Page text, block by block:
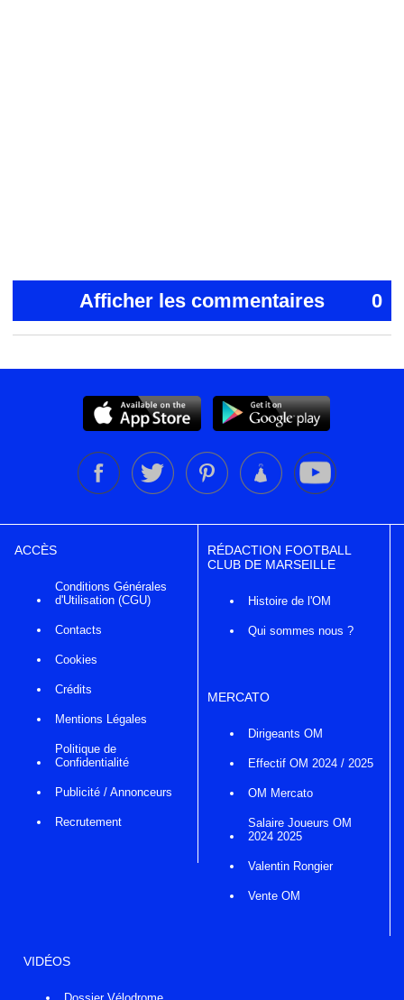
Afficher les commentaires 0
ACCÈS
Conditions Générales
d'Utilisation (CGU)
Contacts
Cookies
Crédits
Mentions Légales
Politique de
Confidentialité
Publicité / Annonceurs
Recrutement
RÉDACTION FOOTBALL
CLUB DE MARSEILLE
Histoire de l'OM
Qui sommes nous ?
MERCATO
Dirigeants OM
Effectif OM 2024 / 2025
OM Mercato
Salaire Joueurs OM
2024 2025
Valentin Rongier
Vente OM
VIDÉOS